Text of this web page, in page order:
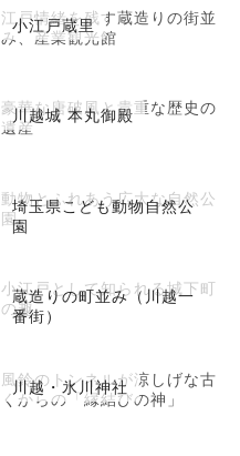
小江戸蔵里
江戸情緒を残す蔵造りの街並
み、産業観光館
川越城 本丸御殿
豪華な唐破風と貴重な歴史の
遺産
埼玉県こども動物自然公
園
動物とふれあう広大な自然公
園
蔵造りの町並み（川越一
番街）
小江戸として知られる城下町
の趣
川越・氷川神社
風鈴のトンネルが涼しげな古
くからの「縁結びの神」